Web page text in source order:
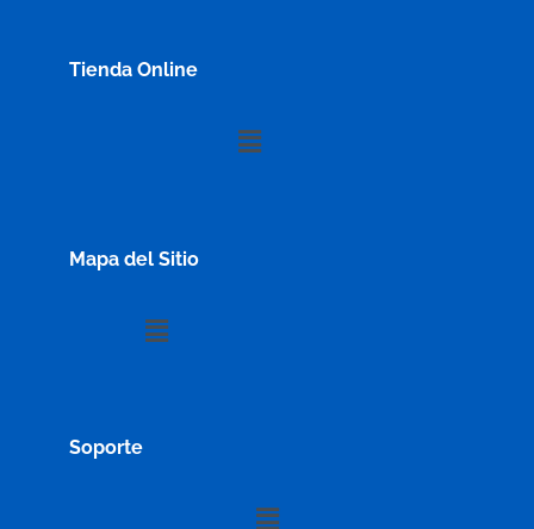
Tienda Online
Menú
Mapa del Sitio
Menú
Soporte
Menú